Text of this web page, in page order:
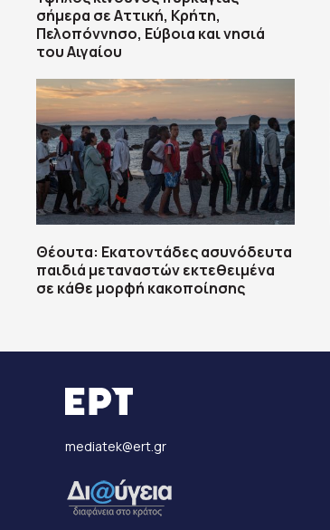
σήμερα σε Αττική, Κρήτη,
Πελοπόννησο, Εύβοια και νησιά
του Αιγαίου
Θέουτα: Εκατοντάδες ασυνόδευτα
παιδιά μεταναστών εκτεθειμένα
σε κάθε μορφή κακοποίησης
mediatek@ert.gr